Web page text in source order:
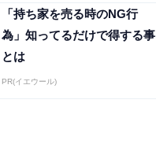
「持ち家を売る時のNG行
為」知ってるだけで得する事
とは
PR(イエウール)